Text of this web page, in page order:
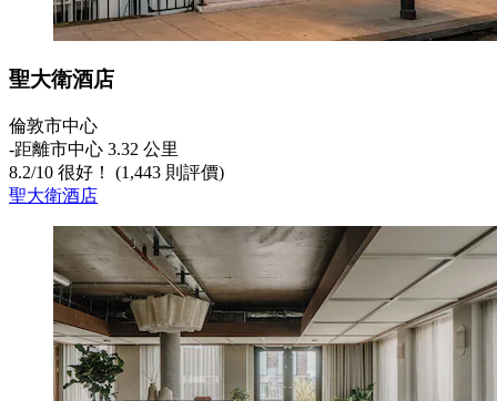
聖大衛酒店
倫敦市中心
‐距離市中心 3.32 公里
8.2/10 很好！ (1,443 則評價)
聖大衛酒店